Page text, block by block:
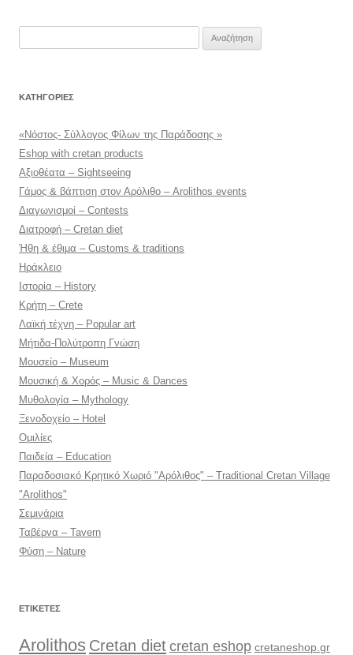
KΑΤΗΓΟΡΊΕΣ
«Νόστος- Σύλλογος Φίλων της Παράδοσης »
Eshop with cretan products
Αξιοθέατα – Sightseeing
Γάμος & βάπτιση στον Αρόλιθο – Arolithos events
Διαγωνισμοί – Contests
Διατροφή – Cretan diet
Ήθη & έθιμα – Customs & traditions
Ηράκλειο
Ιστορία – History
Κρήτη – Crete
Λαϊκή τέχνη – Popular art
Μήτιδα-Πολύτροπη Γνώση
Μουσείο – Museum
Μουσική & Χορός – Music & Dances
Μυθολογία – Mythology
Ξενοδοχείο – Hotel
Ομιλίες
Παιδεία – Education
Παραδοσιακό Κρητικό Χωριό "Αρόλιθος" – Traditional Cretan Village
"Arolithos"
Σεμινάρια
Ταβέρνα – Tavern
Φύση – Nature
ΕΤΙΚΈΤΕΣ
Arolithos Cretan dietcretan eshop cretaneshop.gr